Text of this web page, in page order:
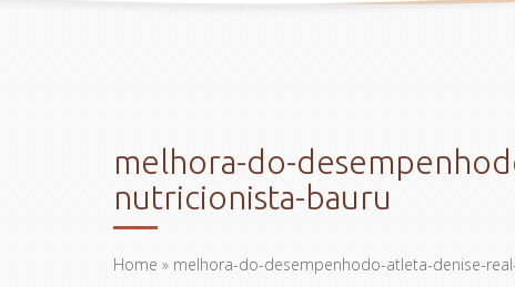
melhora-do-
nutricionista-bauru
Home » melhora-do-desempenhodo-atleta-denise-